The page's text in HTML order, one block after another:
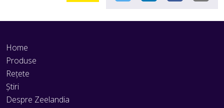
Home
Produse
Rețete
Știri
Despre Zeelandia